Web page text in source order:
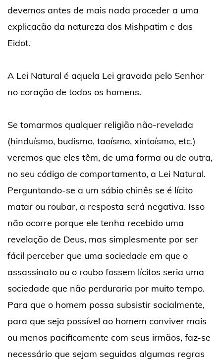
devemos antes de mais nada proceder a uma
explicação da natureza dos Mishpatim e das
Eidot.
A Lei Natural é aquela Lei gravada pelo Senhor
no coração de todos os homens.
Se tomarmos qualquer religião não-revelada
(hinduísmo, budismo, taoísmo, xintoísmo, etc.)
veremos que eles têm, de uma forma ou de outra,
no seu código de comportamento, a Lei Natural.
Perguntando-se a um sábio chinês se é lícito
matar ou roubar, a resposta será negativa. Isso
não ocorre porque ele tenha recebido uma
revelação de Deus, mas simplesmente por ser
fácil perceber que uma sociedade em que o
assassinato ou o roubo fossem lícitos seria uma
sociedade que não perduraria por muito tempo.
Para que o homem possa subsistir socialmente,
para que seja possível ao homem conviver mais
ou menos pacificamente com seus irmãos, faz-se
necessário que sejam seguidas algumas regras